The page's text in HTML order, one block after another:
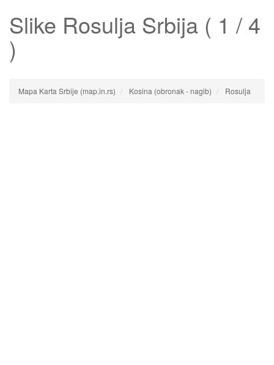
Slike Rosulja Srbija ( 1 / 4
)
Mapa Karta Srbije (map.in.rs) Kosina (obronak - nagib) Rosulja